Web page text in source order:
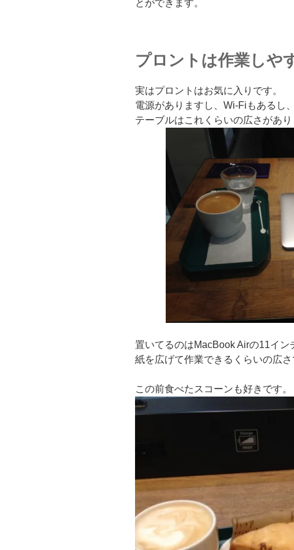
とができます。
プロントは作業しや
実はプロントはお気に入りです。
電源がありますし、Wi-Fiもあるし
テーブルはこれくらいの広さがあり
置いてるのはMacBook Airの11イン
紙を広げて作業できるくらいの広さ
この前食べたスコーンも好きです。